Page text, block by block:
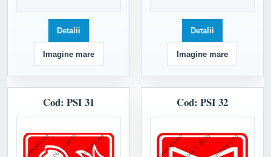
Detalii
Imagine mare
Detalii
Imagine mare
Cod: PSI 31 Cod: PSI 32